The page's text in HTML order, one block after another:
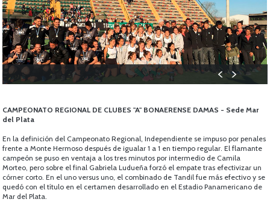
CAMPEONATO REGIONAL DE CLUBES "A" BONAERENSE DAMAS - Sede Mar
del Plata
En la definición del Campeonato Regional, Independiente se impuso por penales
frente a Monte Hermoso después de igualar 1 a 1 en tiempo regular. El flamante
campeón se puso en ventaja a los tres minutos por intermedio de Camila
Morteo, pero sobre el final Gabriela Ludueña forzó el empate tras efectivizar un
córner corto. En el uno versus uno, el combinado de Tandil fue más efectivo y se
quedó con el título en el certamen desarrollado en el Estadio Panamericano de
Mar del Plata.